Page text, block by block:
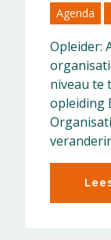
Agenda
Opleider:
niveau te
opleiding